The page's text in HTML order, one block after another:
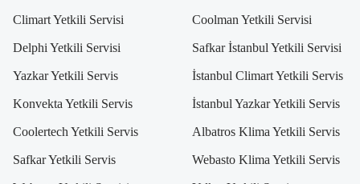
Climart Yetkili Servisi Coolman Yetkili Servisi
Delphi Yetkili Servisi Safkar İstanbul Yetkili Servisi
Yazkar Yetkili Servis İstanbul Climart Yetkili Servis
Konvekta Yetkili Servis İstanbul Yazkar Yetkili Servis
Coolertech Yetkili Servis Albatros Klima Yetkili Servis
Safkar Yetkili Servis Webasto Klima Yetkili Servis